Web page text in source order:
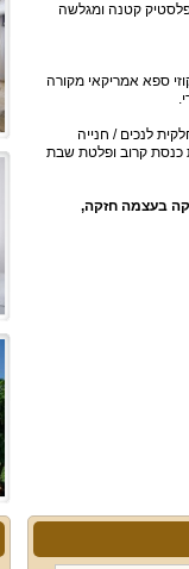
אוכל וגם, בית בובות, בריכה פלסטיק קטנה ומגלשה
ספא אמריקאי מקורה
לנכים / חנייה
כנסת קרוב ופלטת שבת
בעצמה חזקה,